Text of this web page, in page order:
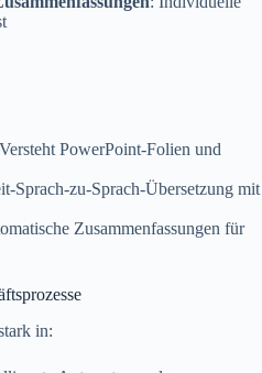
PowerPoint-Folien und
Sprach-zu-Sprach-Übersetzung mit
Zusammenfassungen für
in: